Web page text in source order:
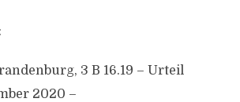
3 B 16.19 – Urteil
2020 –